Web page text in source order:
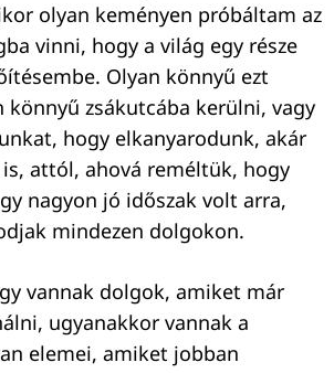
olyan keményen próbáltam az
vinni, hogy a világ egy része
Olyan könnyű ezt
könnyű zsákutcába kerülni, vagy
hogy elkanyarodunk, akár
attól, ahová reméltük, hogy
nagyon jó időszak volt arra,
mindezen dolgokon.
vannak dolgok, amiket már
ugyanakkor vannak a
elemei, amiket jobban